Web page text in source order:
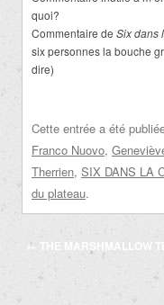
quoi?
Commentaire de Six dans
six personnes la bouche
dire)
Cette entrée a été
Franco Nuovo,
Therrien, SIX DANS LA
du plateau.
Navigation
← THE MARSHMALLOW